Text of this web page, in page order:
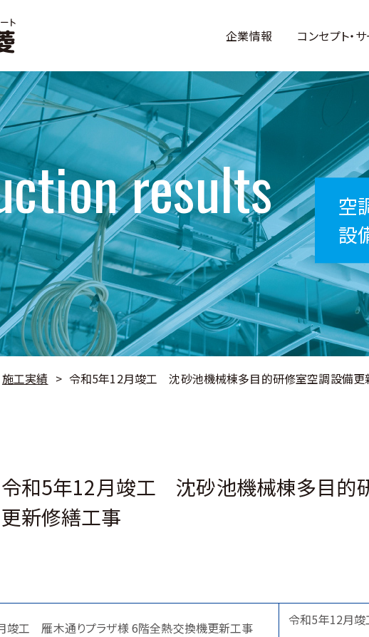
企業情報 コンセプト・
results
空
設
施工実績 令和5年12月竣工 沈砂池機械棟多目的研修室空調設備更
令和5年12月竣工 沈砂池機械棟多目的
更新修繕工事
竣工 雁木通りプラザ様 6階全熱交換機更新工事
令和5年12月